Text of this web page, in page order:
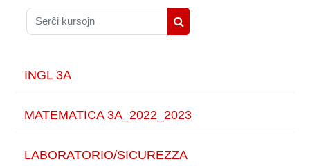
Serĉi kursojn
Serĉi kursojn
INGL 3A
MATEMATICA 3A_2022_2023
LABORATORIO/SICUREZZA